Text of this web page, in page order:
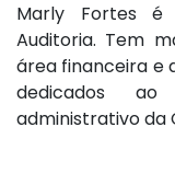
Marly Fortes é
Auditoria. Tem
área financeira e
dedicados
administrativo da